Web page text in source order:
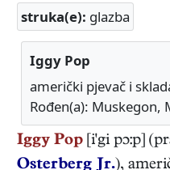
struka(e): glazba
Iggy Pop
američki pjevač i
Rođen(a): Muskegon,
Iggy Pop [i'gi pɔ:p]
Osterberg Jr.),